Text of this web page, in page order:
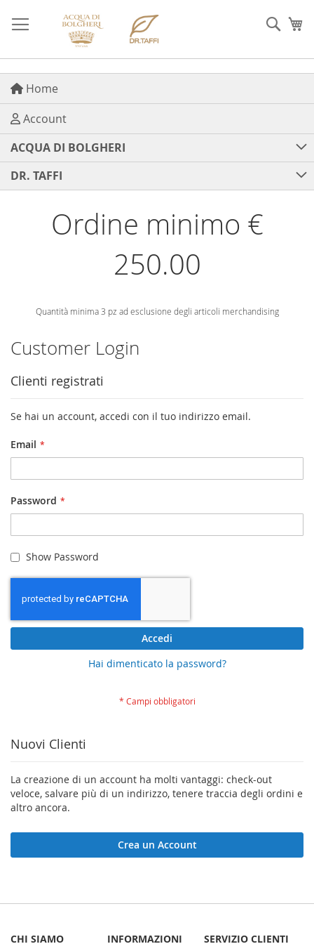
al
contenuto
Cerca
Home
Account
ACQUA DI BOLGHERI
DR. TAFFI
Ordine minimo €
250.00
Quantità minima 3 pz ad esclusione degli articoli merchandising
Customer Login
Clienti registrati
Se hai un account, accedi con il tuo indirizzo email.
Email
Password
Show Password
Accedi
Hai dimenticato la password?
Nuovi Clienti
La creazione di un account ha molti vantaggi: check-out
veloce, salvare più di un indirizzo, tenere traccia degli ordini e
altro ancora.
Crea un Account
CHI SIAMO INFORMAZIONI SERVIZIO CLIENTI